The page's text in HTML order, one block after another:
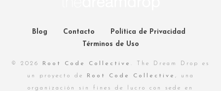
Blog Contacto
Política de Privacidad
Términos de Uso
© 2026 Root Code Collective . The Dream Drop es
un proyecto de Root Code Collective , una
organización sin fines de lucro con sede en